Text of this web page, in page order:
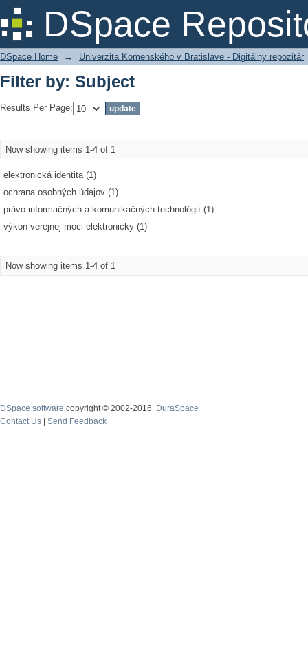
DSpace
Filter by: Subject
DSpace Home → Univerzita Komenského v Bratislave - Digitálny repozitár
Filter by: Subject
Results Per Page:
Now showing items 1-4 of 1
elektronická identita (1)
ochrana osobných údajov (1)
právo informačných a komunikačných technológií (1)
výkon verejnej moci elektronicky (1)
Now showing items 1-4 of 1
DSpace software copyright © 2002-2016
DuraSpace
Contact Us
Send Feedback